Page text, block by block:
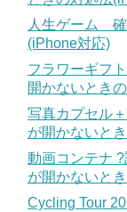
人生ゲーム 確
(iPhone対応)
フラワーギフ
開かないとき
写真カプセル
が開かないと
動画コンテナ
が開かないと
Cycling Tour